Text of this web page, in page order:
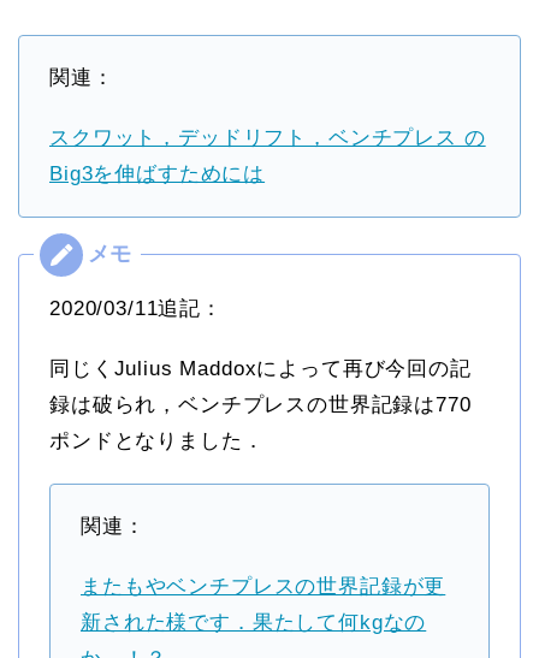
関連：
スクワット，デッドリフト，ベンチプレス の
Big3を伸ばすためには
2020/03/11追記：
同じくJulius Maddoxによって再び今回の記
録は破られ，ベンチプレスの世界記録は770
ポンドとなりました．
関連：
またもやベンチプレスの世界記録が更
新された様です．果たして何kgなの